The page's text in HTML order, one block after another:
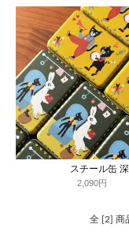
スチール缶
2,090円
全 [2] 商